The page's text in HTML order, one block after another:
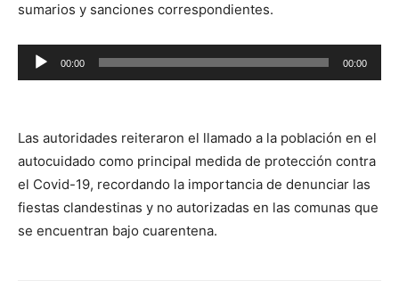
sumarios y sanciones correspondientes.
Reproductor
de
00:00 00:00
Las autoridades reiteraron el llamado a la población en el
autocuidado como principal medida de protección contra
el Covid-19, recordando la importancia de denunciar las
fiestas clandestinas y no autorizadas en las comunas que
se encuentran bajo cuarentena.